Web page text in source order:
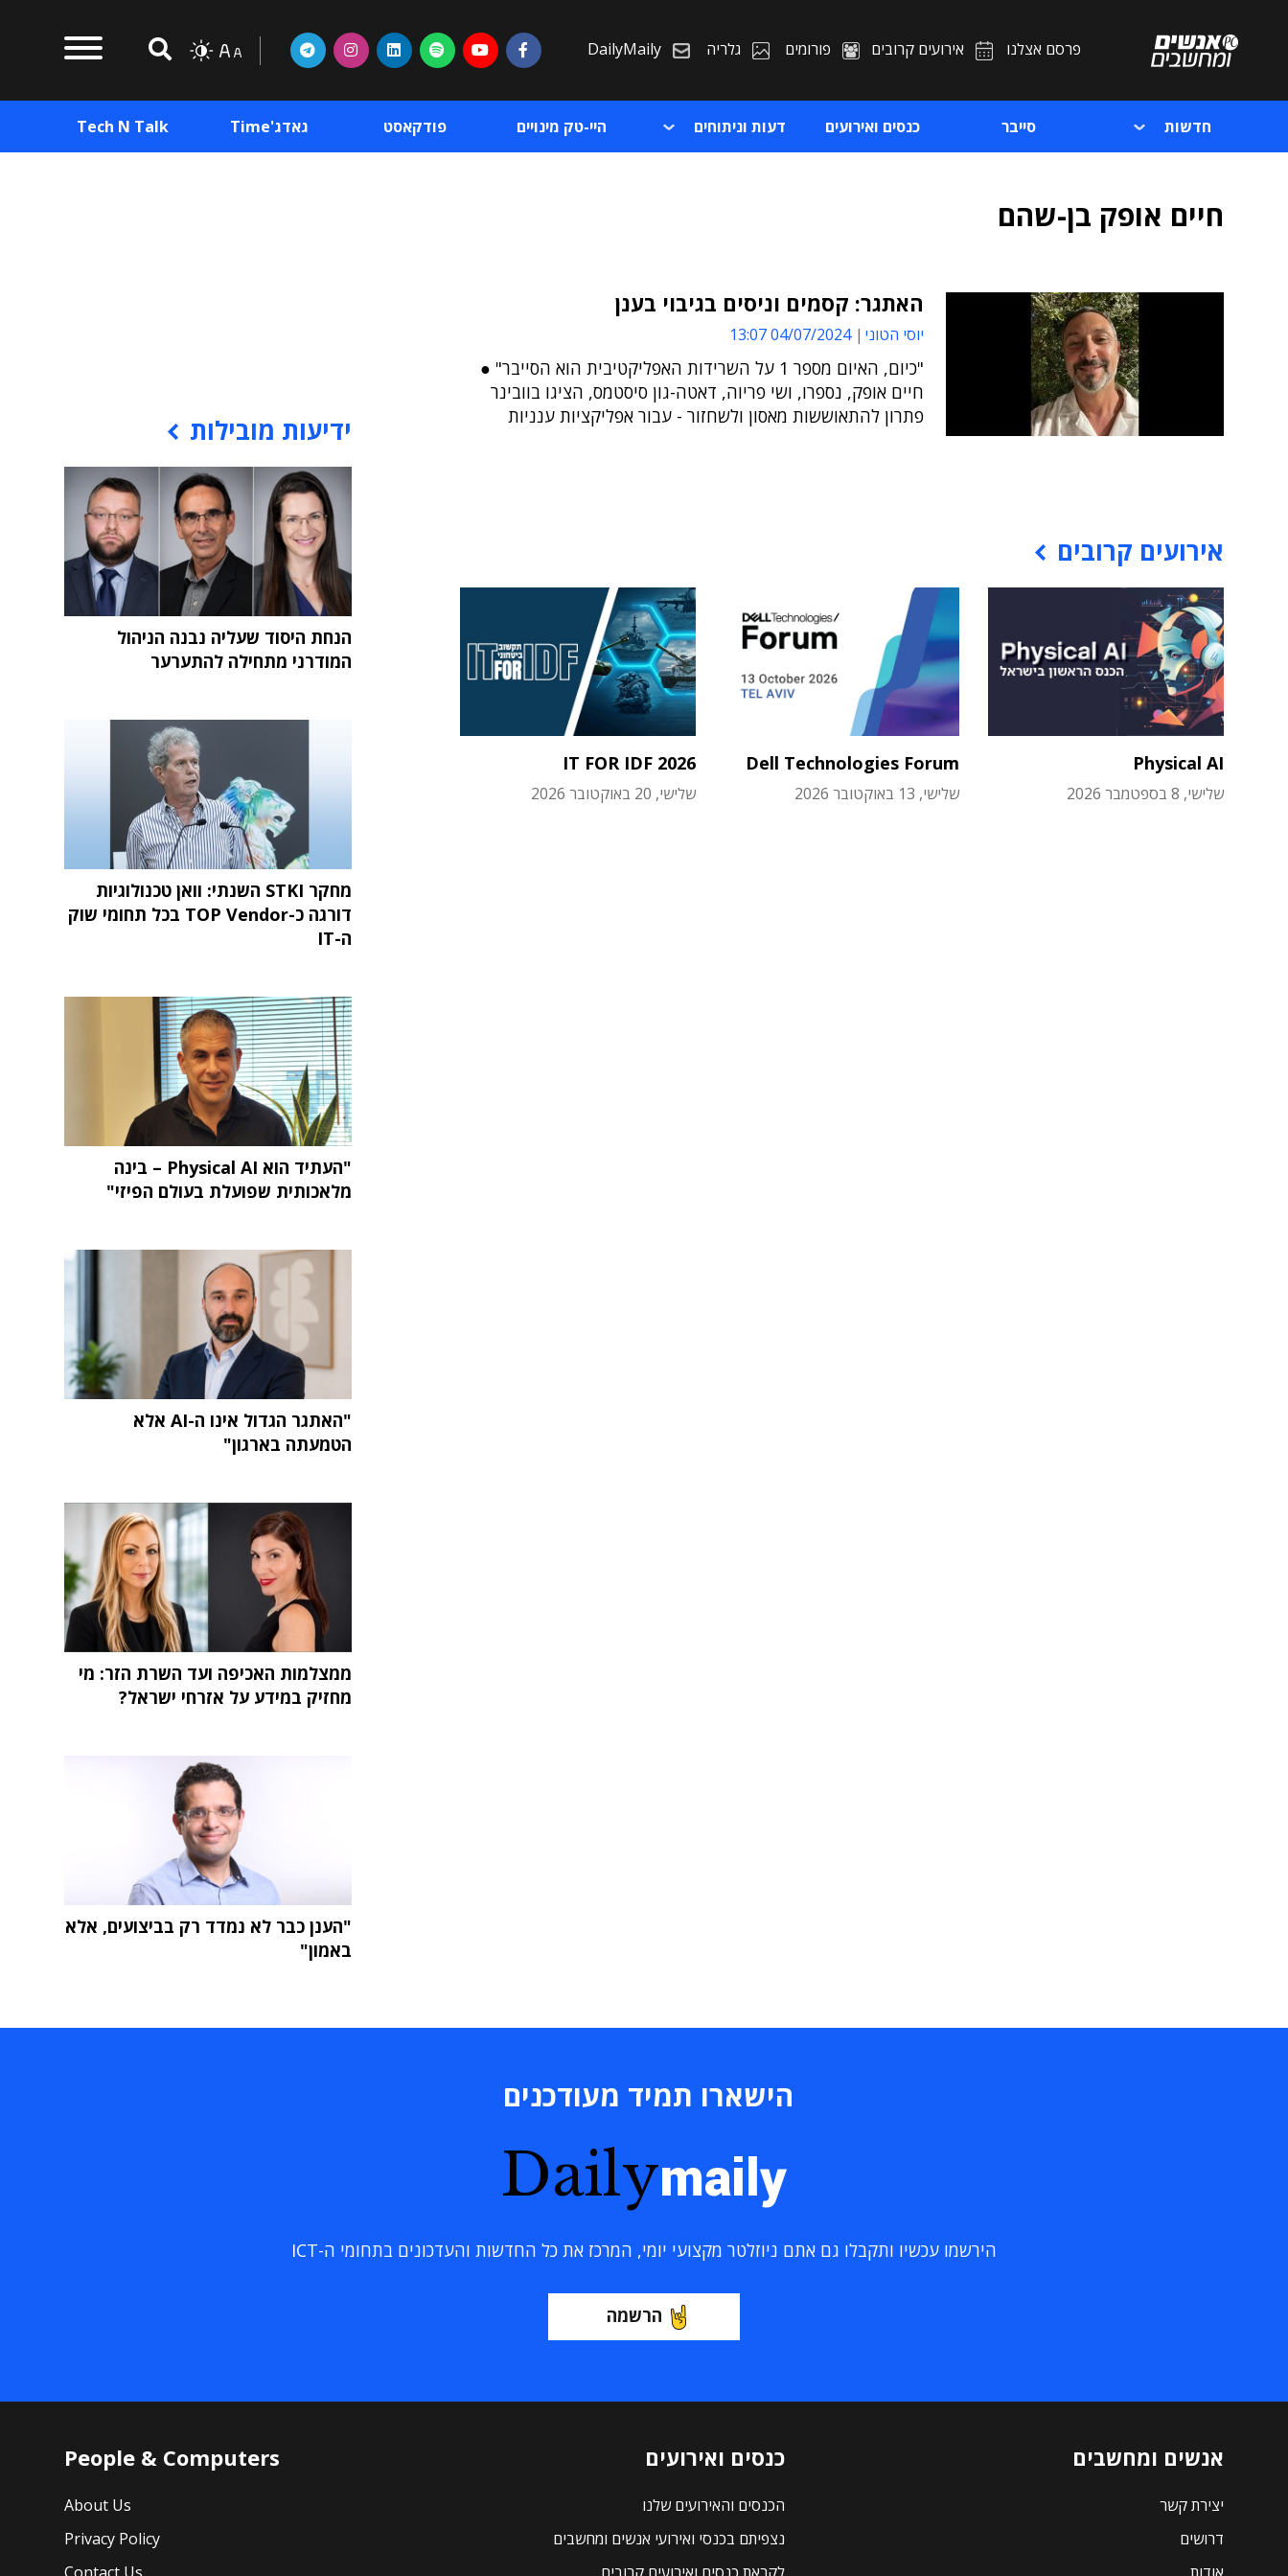
פרסם אצלנו אירועים קרובים פורומים גלריה DailyMaily
חדשות סייבר כנסים ואירועים דעות וניתוחים היי-טק מינויים פודקאסט גאדג'Time Tech N Talk
חיים אופק בן-שהם
האתגר: קסמים וניסים בגיבוי בענן
יוסי הטוני 04/07/2024 13:07
"כיום, האיום מספר 1 על השרידות האפליקטיבית הוא הסייבר" ●
חיים אופק, נספרו, ושי פריוה, דאטה-גון סיסטמס, הציגו בוובינר
פתרון להתאוששות מאסון ולשחזור - עבור אפליקציות ענניות
אירועים קרובים
Physical AI
שלישי, 8 בספטמבר 2026
Dell Technologies Forum
שלישי, 13 באוקטובר 2026
IT FOR IDF 2026
שלישי, 20 באוקטובר 2026
ידיעות מובילות
הנחת היסוד שעליה נבנה הניהול
המודרני מתחילה להתערער
מחקר STKI השנתי: וואן טכנולוגיות
דורגה כ-TOP Vendor בכל תחומי שוק
ה-IT
"העתיד הוא Physical AI – בינה
מלאכותית שפועלת בעולם הפיזי"
"האתגר הגדול אינו ה-AI אלא
הטמעתה בארגון"
ממצלמות האכיפה ועד השרת הזר: מי
מחזיק במידע על אזרחי ישראל?
"הענן כבר לא נמדד רק בביצועים, אלא
באמון"
הישארו תמיד מעודכנים
Dailymaily
הירשמו עכשיו ותקבלו גם אתם ניוזלטר מקצועי יומי, המרכז את כל החדשות והעדכונים בתחומי ה-ICT
הרשמה
אנשים ומחשבים
יצירת קשר
דרושים
כנסים ואירועים
הכנסים והאירועים שלנו
נצפיתם בכנסי ואירועי אנשים ומחשבים
People & Computers
About Us
Privacy Policy